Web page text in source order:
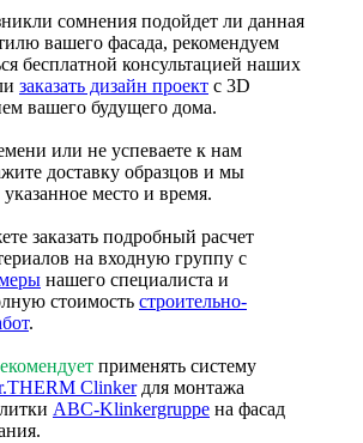
сомнения подойдет ли данная
вашего фасада, рекомендуем
бесплатной консультацией наших
заказать дизайн проект с 3D
вашего будущего дома.
или не успеваете к нам
доставку образцов и мы
место и время.
заказать подробный расчет
на входную группу с
нашего специалиста и
стоимость строительно-
.
применять систему
Clinkerдля монтажа
ABC-Klinkergruppe на фасад